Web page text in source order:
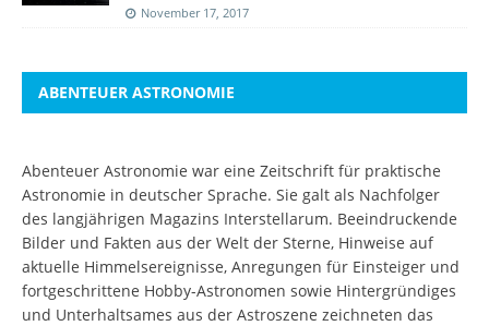
November 17, 2017
ABENTEUER ASTRONOMIE
Abenteuer Astronomie war eine Zeitschrift für praktische
Astronomie in deutscher Sprache. Sie galt als Nachfolger
des langjährigen Magazins Interstellarum. Beeindruckende
Bilder und Fakten aus der Welt der Sterne, Hinweise auf
aktuelle Himmelsereignisse, Anregungen für Einsteiger und
fortgeschrittene Hobby-Astronomen sowie Hintergründiges
und Unterhaltsames aus der Astroszene zeichneten das